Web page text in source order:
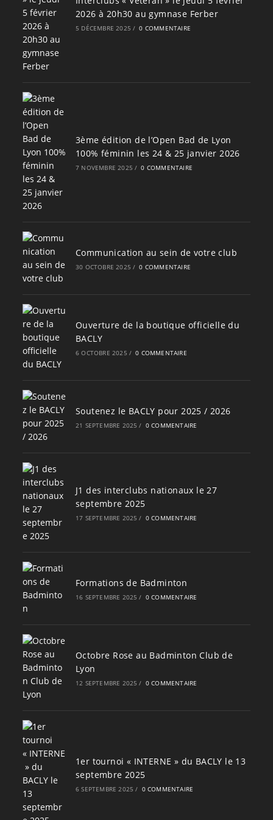
2026 à 20h30 au gymnase Ferber
5 DÉCEMBRE 2025 / 0 COMMENTAIRE
3ème édition de l’Open Bad de Lyon
100% féminin les 24 & 25 janvier 2026
7 NOVEMBRE 2025 / 0 COMMENTAIRE
Communication au sein de votre club
30 OCTOBRE 2025 / 0 COMMENTAIRE
Ouverture de la boutique officielle du
BACLY
6 OCTOBRE 2025 / 0 COMMENTAIRE
Soutenez le BACLY pour 2025 / 2026
21 SEPTEMBRE 2025 / 0 COMMENTAIRE
J1 des interclubs nationaux le 27
septembre 2025
17 SEPTEMBRE 2025 / 0 COMMENTAIRE
Formations de Badminton
16 SEPTEMBRE 2025 / 0 COMMENTAIRE
Octobre Rose au Badminton Club de
Lyon
12 SEPTEMBRE 2025 / 0 COMMENTAIRE
1er tournoi « INTERNE » du BACLY le 13
septembre 2025
6 SEPTEMBRE 2025 / 0 COMMENTAIRE